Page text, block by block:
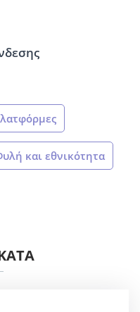
και εθνικότητα